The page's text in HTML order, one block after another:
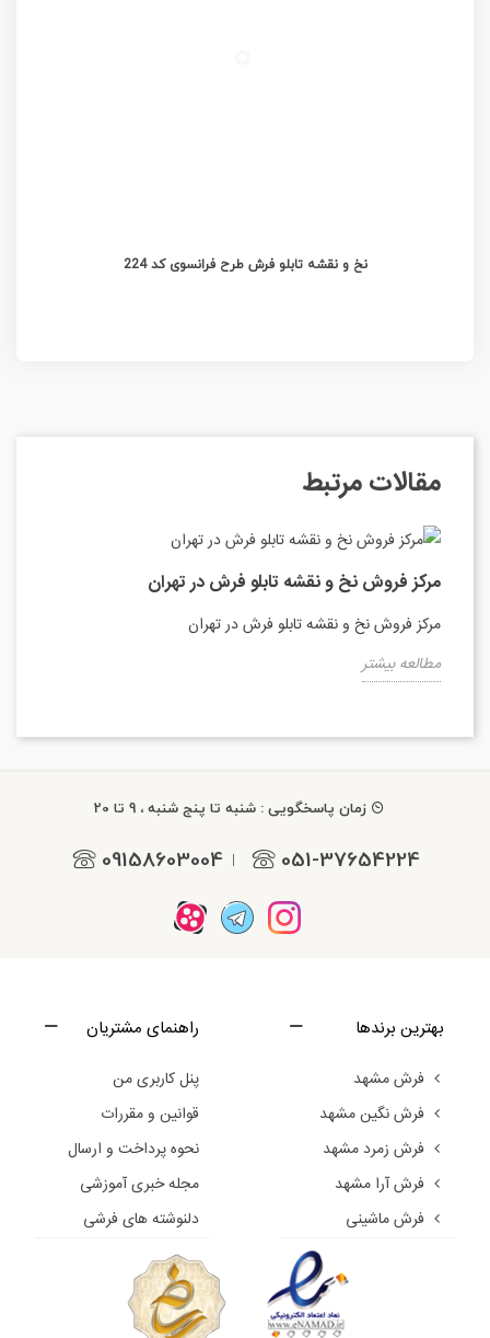
نخ و نقشه تابلو فرش طرح فرانسوی کد 224
مقالات مرتبط
مرکز فروش نخ و نقشه تابلو فرش در تهران
مرکز فروش نخ و نقشه تابلو فرش در تهران
مطالعه بیشتر
زمان پاسخگویی : شنبه تا پنج شنبه ، 9 تا 20
051-37654224
|
09158603004
بهترین برندها
فرش مشهد
فرش نگین مشهد
فرش زمرد مشهد
فرش آرا مشهد
فرش ماشینی
راهنمای مشتریان
پنل کاربری من
قوانین و مقررات
نحوه پرداخت و ارسال
مجله خبری آموزشی
دلنوشته های فرشی